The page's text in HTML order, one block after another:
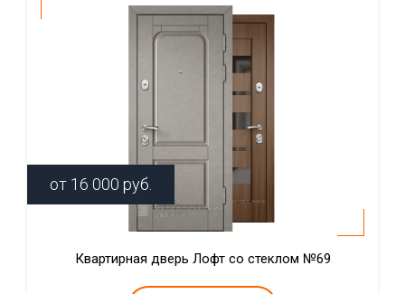
от 16 000 руб.
Квартирная дверь Лофт со стеклом №69